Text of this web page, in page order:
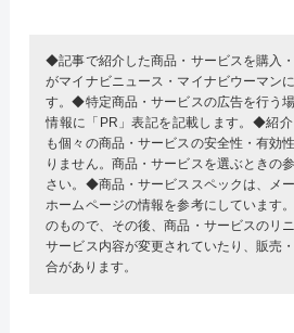
◆記事で紹介した商品・サービスを購入
がマイナビニュース・マイナビウーマン
す。◆特定商品・サービスの広告を行う
情報に「PR」表記を記載します。◆紹
も個々の商品・サービスの安全性・有効
りません。商品・サービスを選ぶときの
さい。◆商品・サービススペックは、メ
ホームページの情報を参考にしています
のもので、その後、商品・サービスのリ
サービス内容が変更されていたり、販売
合があります。